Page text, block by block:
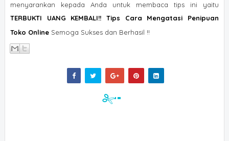
menyarankan kepada Anda untuk membaca tips ini yaitu
TERBUKTI UANG KEMBALI!! Tips Cara Mengatasi Penipuan
Toko OnlineSemoga Sukses dan Berhasil !!